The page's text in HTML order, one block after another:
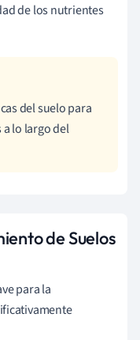
de los nutrientes
del suelo para
lo largo del
de Suelos
para la